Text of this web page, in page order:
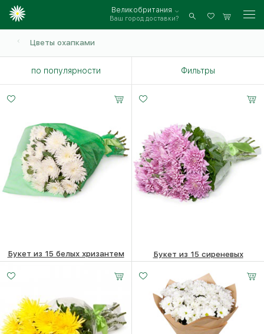
Великобритания
Ваш город доставки? Войти
Цветы охапками
по популярности Фильтры
Букет из 15 белых хризантем
Букет из 15 сиреневых
хризантем
50250₽